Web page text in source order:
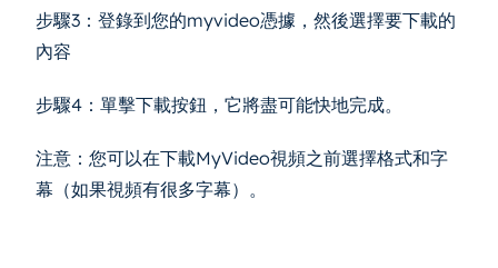
步驟3：登錄到您的myvideo憑據，然後選擇要下載的
內容
步驟4：單擊下載按鈕，它將盡可能快地完成。
注意：您可以在下載MyVideo視頻之前選擇格式和字
幕（如果視頻有很多字幕）。